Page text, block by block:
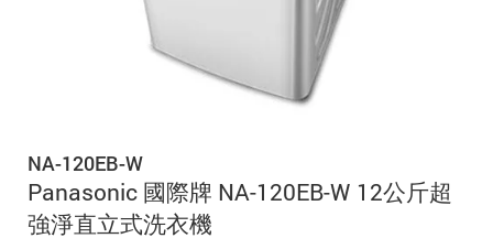
NA-120EB-W
Panasonic 國際牌 NA-120EB-W 12公斤超
強淨直立式洗衣機
加入 JARVIS VIP